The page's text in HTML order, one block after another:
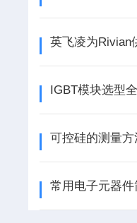
IGBT模块选型
可控硅的测量方
常用电子元器件